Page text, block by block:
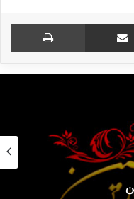
اشتراک گذاری از طریق ایمیل